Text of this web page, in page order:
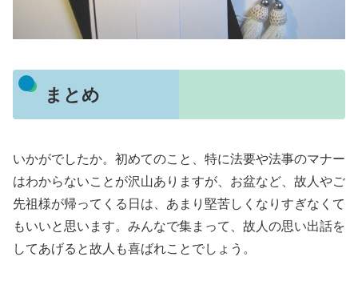
まとめ
いかがでしたか。初めてのこと、特に法要や法事のマナー
はわからないことが沢山ありますが、お盆など、故人やご
先祖様が帰ってくる日は、あまり堅苦しくなりすぎなくて
もいいと思います。みんなで集まって、故人の思い出話を
してあげると故人も喜ばれことでしょう。